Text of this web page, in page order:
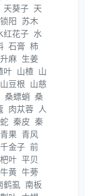
天葵子 天
锁阳 苏木
红花子 水
石膏 柿
升麻 生姜
叶 山楂 山
山豆根 山慈
桑螵蛸 桑
肉苁蓉 人
秦皮 秦
青果 青风
千金子 前
叶 平贝
牛黄 牛蒡
鹤虱 南板